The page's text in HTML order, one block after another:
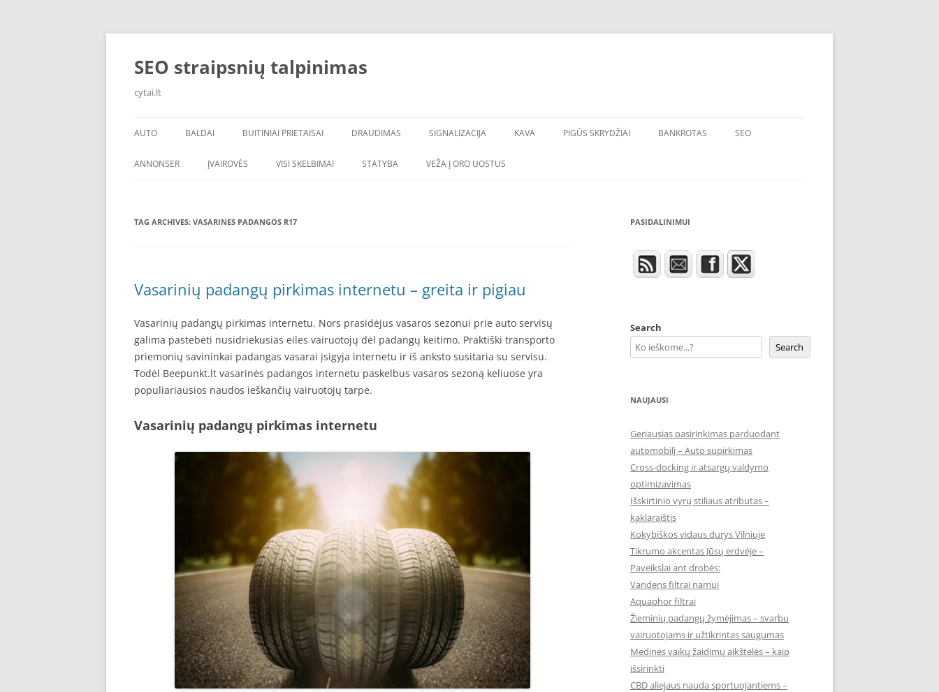
Skip
SEO straipsnių talpinimas
cytai.lt
AUTO
PADANGOS
BALDAI BUITINIAI PRIETAISAI DRAUDIMAS SIGNALIZACIJA KAVA PIGŪS SKRYDŽIAI BANKROTAS SEO
ANNONSER ĮVAIROVĖS VISI SKELBIMAI STATYBA VEŽA Į ORO UOSTUS
TAG ARCHIVES: VASARINES PADANGOS R17
Vasarinių padangų pirkimas internetu – greita ir pigiau
Vasarinių padangų pirkimas internetu. Nors prasidėjus vasaros sezonui prie auto servisų
galima pastebėti nusidriekusias eiles vairuotojų dėl padangų keitimo. Praktiški transporto
priemonių savininkai padangas vasarai įsigyja internetu ir iš anksto susitaria su servisu.
Todėl Beepunkt.lt vasarinės padangos internetu paskelbus vasaros sezoną keliuose yra
populiariausios naudos ieškančių vairuotojų tarpe.
Vasarinių padangų pirkimas internetu
PASIDALINIMUI
Search
Search
NAUJAUSI
Geriausias pasirinkimas parduodant
automobilį – Auto supirkimas
Cross-docking ir atsargų valdymo
optimizavimas
Išskirtinio vyrų stiliaus atributas –
kaklaraištis
Kokybiškos vidaus durys Vilniuje
Tikrumo akcentas Jūsų erdvėje –
Paveikslai ant drobės:
Vandens filtrai namui
Aquaphor filtrai
Žieminių padangų žymėjimas – svarbu
vairuotojams ir užtikrintas saugumas
Medinės vaikų žaidimų aikštelės – kaip
išsirinkti
CBD aliejaus nauda sportuojantiems –